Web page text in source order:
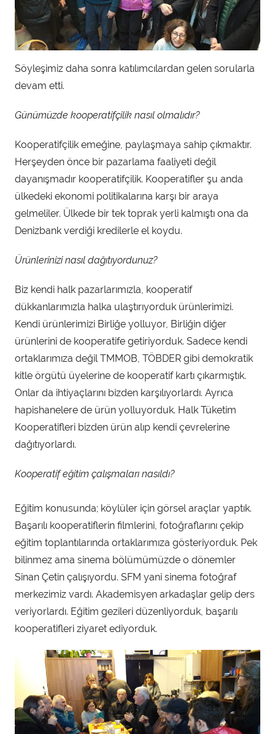
Söyleşimiz daha sonra katılımcılardan gelen sorularla
devam etti.
Günümüzde kooperatifçilik nasıl olmalıdır?
Kooperatifçilik emeğine, paylaşmaya sahip çıkmaktır.
Herşeyden önce bir pazarlama faaliyeti değil
dayanışmadır kooperatifçilik. Kooperatifler şu anda
ülkedeki ekonomi politikalarına karşı bir araya
gelmeliler. Ülkede bir tek toprak yerli kalmıştı ona da
Denizbank verdiği kredilerle el koydu.
Ürünlerinizi nasıl dağıtıyordunuz?
Biz kendi halk pazarlarımızla, kooperatif
dükkanlarımızla halka ulaştırıyorduk ürünlerimizi.
Kendi ürünlerimizi Birliğe yolluyor, Birliğin diğer
ürünlerini de kooperatife getiriyorduk. Sadece kendi
ortaklarımıza değil TMMOB, TÖBDER gibi demokratik
kitle örgütü üyelerine de kooperatif kartı çıkarmıştık.
Onlar da ihtiyaçlarını bizden karşılıyorlardı. Ayrıca
hapishanelere de ürün yolluyorduk. Halk Tüketim
Kooperatifleri bizden ürün alıp kendi çevrelerine
dağıtıyorlardı.
Kooperatif eğitim çalışmaları nasıldı?
Eğitim konusunda; köylüler için görsel araçlar yaptık.
Başarılı kooperatiflerin filmlerini, fotoğraflarını çekip
eğitim toplantılarında ortaklarımıza gösteriyorduk. Pek
bilinmez ama sinema bölümümüzde o dönemler
Sinan Çetin çalışıyordu. SFM yani sinema fotoğraf
merkezimiz vardı. Akademisyen arkadaşlar gelip ders
veriyorlardı. Eğitim gezileri düzenliyorduk, başarılı
kooperatifleri ziyaret ediyorduk.